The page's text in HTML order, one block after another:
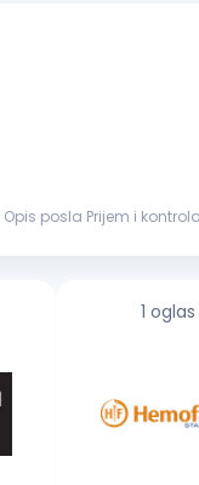
1 oglas